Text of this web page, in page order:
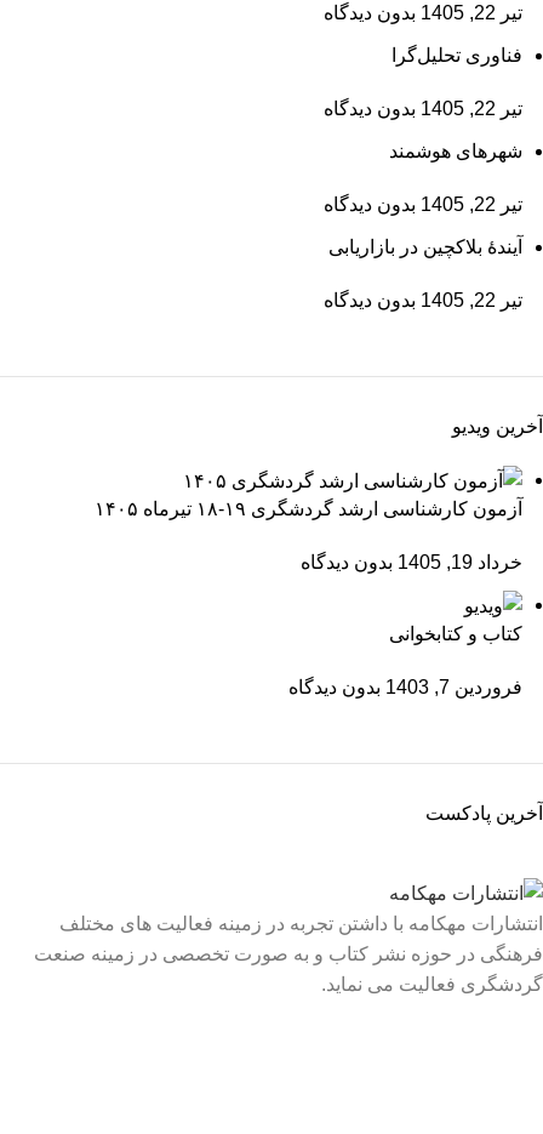
تیر 22, 1405 بدون دیدگاه
فناوری تحلیل‌گرا
تیر 22, 1405 بدون دیدگاه
شهرهای هوشمند
تیر 22, 1405 بدون دیدگاه
آیندۀ بلاکچین در بازاریابی
تیر 22, 1405 بدون دیدگاه
آخرین ویدیو
آزمون کارشناسی ارشد گردشگری ۱۹-۱۸ تیرماه ۱۴۰۵
خرداد 19, 1405 بدون دیدگاه
کتاب و کتابخوانی
فروردین 7, 1403 بدون دیدگاه
آخرین پادکست
انتشارات مهکامه با داشتن تجربه در زمینه فعالیت های مختلف
فرهنگی در حوزه نشر کتاب و به صورت تخصصی در زمینه صنعت
گردشگری فعالیت می نماید.